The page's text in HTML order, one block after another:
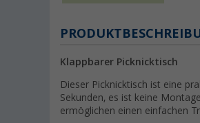
Klappbarer Picknicktisch
Dieser Picknicktisch ist eine
Sekunden, es ist keine
ermöglichen einen einfachen